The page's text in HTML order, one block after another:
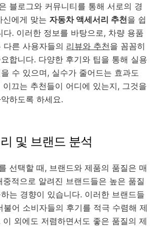
블로그와 커뮤니티를 통해 서로의 경
신에게 맞는 자동차 액세서리 추천을 쉽
다. 이러한 정보를 바탕으로, 차량 용품
다른 사용자들의 리뷰와 추천을 꼼꼼히
합니다. 다양한 후기와 팁을 통해 실용
수 있으며, 실수가 줄어드는 효과도
이끄는 추천들이 어디에 있는지, 그것을
하도록 하세요.
및 브랜드 분석
선택할 때, 브랜드와 제품의 품질은 매
중적으로 알려진 브랜드들은 높은 품질
는 경향이 있습니다. 이러한 브랜드들
불어 소비자들의 후기를 적극 수렴해 제
이 외에도 저렴하면서도 좋은 품질의 제